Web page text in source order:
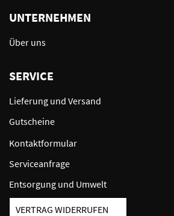
UNTERNEHMEN
Über uns
SERVICE
Lieferung und Versand
Gutscheine
Kontaktformular
Serviceanfrage
Entsorgung und Umwelt
VERTRAG WIDERRUFEN